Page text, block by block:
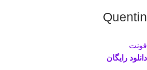
Quentin
فونت
دانلود رایگان